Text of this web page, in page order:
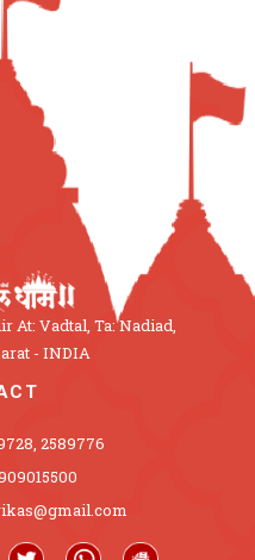
At: Vadtal, Ta: Nadiad,
- INDIA
2589776